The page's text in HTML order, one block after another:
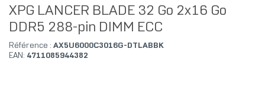
XPG LANCER BLADE 32 Go 2x16 Go
DDR5 288-pin DIMM ECC
Référence : AX5U6000C3016G-DTLABBK
EAN: 4711085944382